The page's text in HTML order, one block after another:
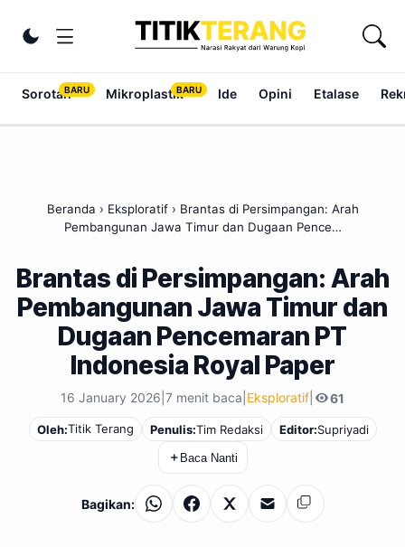
Ubah tema
Sorotan Mikroplastik Ide Opini Etalase
Beranda › Eksploratif› Brantas di Persimpangan: Arah
Pembangunan Jawa Timur dan Dugaan Pence…
Brantas di Persimpangan: Arah
Pembangunan Jawa Timur dan
Dugaan Pencemaran PT
Indonesia Royal Paper
16 January 2026 7 menit baca Eksploratif 61
Oleh:Titik Terang Penulis:Tim Redaksi Editor:Supriyadi
＋ Baca Nanti
Bagikan: WhatsAppFacebook
X EmailSalin